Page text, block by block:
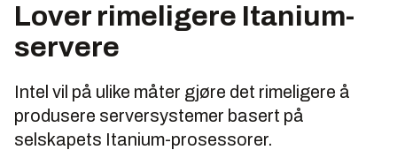
Lover rimeligere Itanium-
servere
Intel vil på ulike måter gjøre det rimeligere å
produsere serversystemer basert på
selskapets Itanium-prosessorer.